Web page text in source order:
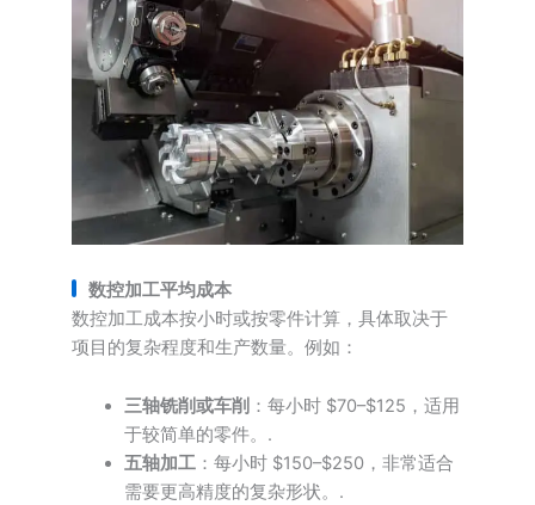
数控加工平均成本
数控加工成本按小时或按零件计算，具体取决于
项目的复杂程度和生产数量。例如：
三轴铣削或车削 ：每小时 $70–$125，适用
于较简单的零件。.
五轴加工：每小时 $150–$250，非常适合
需要更高精度的复杂形状。.